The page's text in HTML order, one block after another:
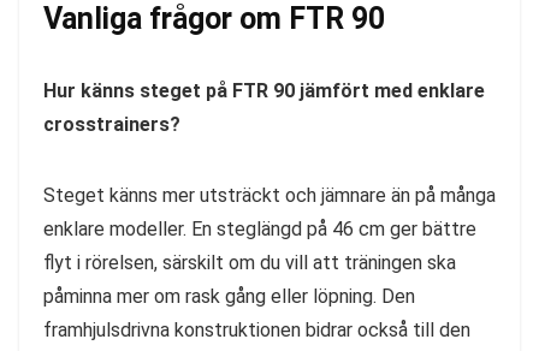
Vanliga frågor om FTR 90
Hur känns steget på FTR 90 jämfört med enklare
crosstrainers?
Steget känns mer utsträckt och jämnare än på många
enklare modeller. En steglängd på 46 cm ger bättre
flyt i rörelsen, särskilt om du vill att träningen ska
påminna mer om rask gång eller löpning. Den
framhjulsdrivna konstruktionen bidrar också till den